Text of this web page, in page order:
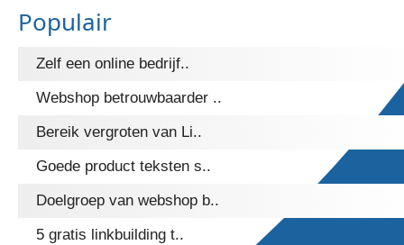
Populair
Zelf een online bedrijf..
Webshop betrouwbaarder ..
Bereik vergroten van Li..
Goede product teksten s..
Doelgroep van webshop b..
5 gratis linkbuilding t..